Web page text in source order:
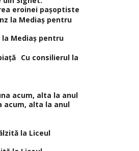
eroinei paşoptiste
Mediaş pentru
Cu consilierul la
acum, alta la anul